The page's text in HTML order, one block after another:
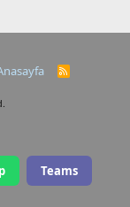
R
Teams